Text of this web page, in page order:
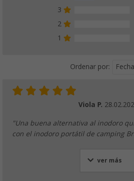
3
2
1
Ordenar por: Fecha
Viola P.
"Una buena alternativa al inodoro
con el inodoro portátil de camping
ver más